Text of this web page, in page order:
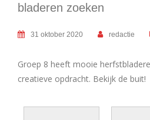
bladeren zoeken
31 oktober 2020 redactie
Groep 8 heeft mooie
creatieve opdracht. Bekijk de buit!